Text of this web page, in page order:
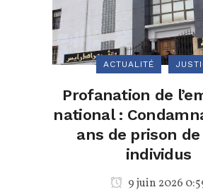
ACTUALITÉ
Profanation de
national :
ans de prison
individus
9 juin 2026